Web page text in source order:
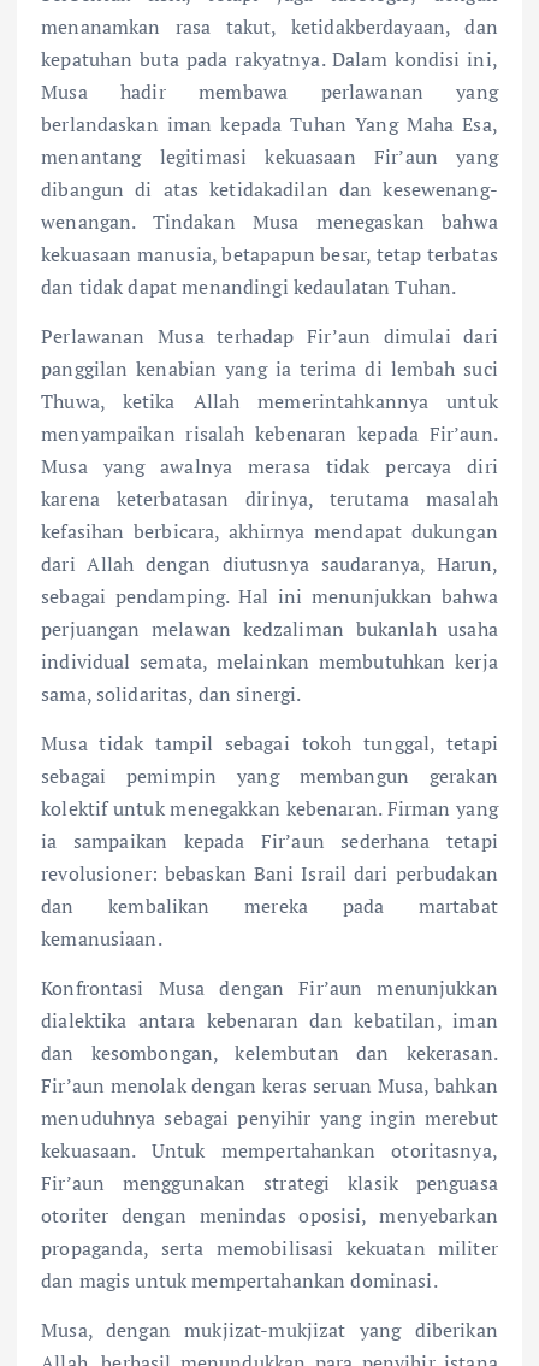
menanamkan rasa takut, ketidakberdayaan, dan
kepatuhan buta pada rakyatnya. Dalam kondisi ini,
Musa hadir membawa perlawanan yang
berlandaskan iman kepada Tuhan Yang Maha Esa,
menantang legitimasi kekuasaan Fir’aun yang
dibangun di atas ketidakadilan dan kesewenang-
wenangan. Tindakan Musa menegaskan bahwa
kekuasaan manusia, betapapun besar, tetap terbatas
dan tidak dapat menandingi kedaulatan Tuhan.
Perlawanan Musa terhadap Fir’aun dimulai dari
panggilan kenabian yang ia terima di lembah suci
Thuwa, ketika Allah memerintahkannya untuk
menyampaikan risalah kebenaran kepada Fir’aun.
Musa yang awalnya merasa tidak percaya diri
karena keterbatasan dirinya, terutama masalah
kefasihan berbicara, akhirnya mendapat dukungan
dari Allah dengan diutusnya saudaranya, Harun,
sebagai pendamping. Hal ini menunjukkan bahwa
perjuangan melawan kedzaliman bukanlah usaha
individual semata, melainkan membutuhkan kerja
sama, solidaritas, dan sinergi.
Musa tidak tampil sebagai tokoh tunggal, tetapi
sebagai pemimpin yang membangun gerakan
kolektif untuk menegakkan kebenaran. Firman yang
ia sampaikan kepada Fir’aun sederhana tetapi
revolusioner: bebaskan Bani Israil dari perbudakan
dan kembalikan mereka pada martabat
kemanusiaan.
Konfrontasi Musa dengan Fir’aun menunjukkan
dialektika antara kebenaran dan kebatilan, iman
dan kesombongan, kelembutan dan kekerasan.
Fir’aun menolak dengan keras seruan Musa, bahkan
menuduhnya sebagai penyihir yang ingin merebut
kekuasaan. Untuk mempertahankan otoritasnya,
Fir’aun menggunakan strategi klasik penguasa
otoriter dengan menindas oposisi, menyebarkan
propaganda, serta memobilisasi kekuatan militer
dan magis untuk mempertahankan dominasi.
Musa, dengan mukjizat-mukjizat yang diberikan